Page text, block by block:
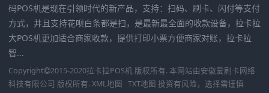
码POS机是现在引领时代的新产品，支持：扫码、刷卡、闪付等支付
方式，并且支持花呗白条都是扫，是最新最全面的收款设备，拉卡拉
大POS机更加适合商家收款，提供打印小票方便商家对账，拉卡拉
智...
Copyright 2015-2020拉卡拉POS机 版权所有. 本网站由安徽爱刷卡网络
科技有限公司 版权所有. XML地图 TXT地图 投资有风险，选择需谨慎